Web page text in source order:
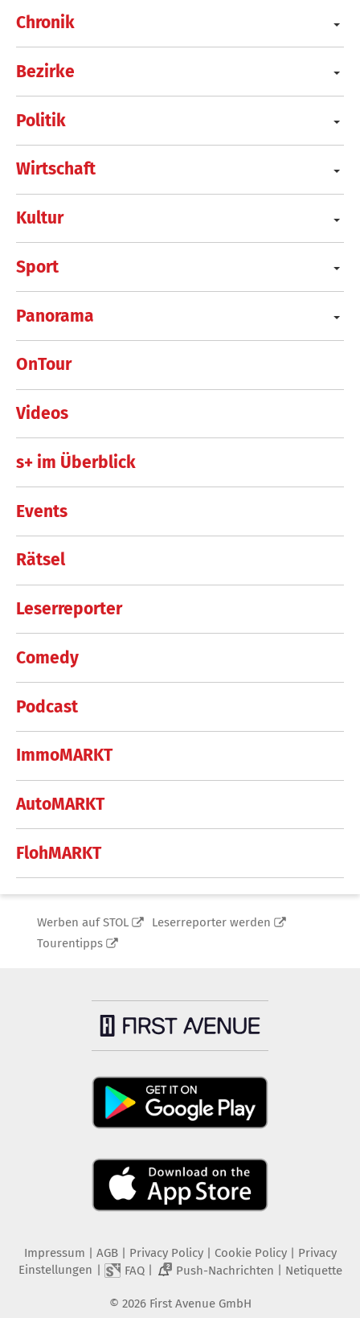
Chronik
Bezirke
Politik
Wirtschaft
Kultur
Sport
Panorama
OnTour
Videos
s+ im Überblick
Events
Rätsel
Leserreporter
Comedy
Podcast
ImmoMARKT
AutoMARKT
FlohMARKT
Werben auf STOL
Leserreporter werden
Tourentipps
Impressum | AGB | Privacy Policy| Cookie Policy| Privacy
Einstellungen | FAQ| 2 Push-Nachrichten | Netiquette
© 2026 First Avenue GmbH